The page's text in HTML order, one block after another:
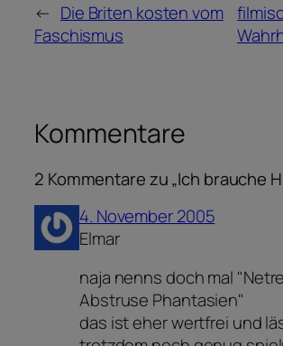
← Die Briten kosten vom
Faschismus
Kommentare
2 Kommentare zu „Ich brauche
4. November 2005
Elmar
naja nenns doch mal
Abstruse Phantasien"
das ist eher wertfrei und